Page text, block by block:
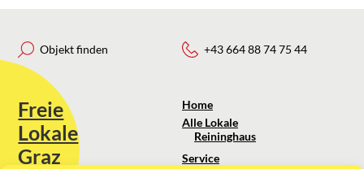
Objekt finden
Freie
Lokale
Graz
+43 664 88 74 75 44
Home
Alle Lokale
Reininghaus
Service